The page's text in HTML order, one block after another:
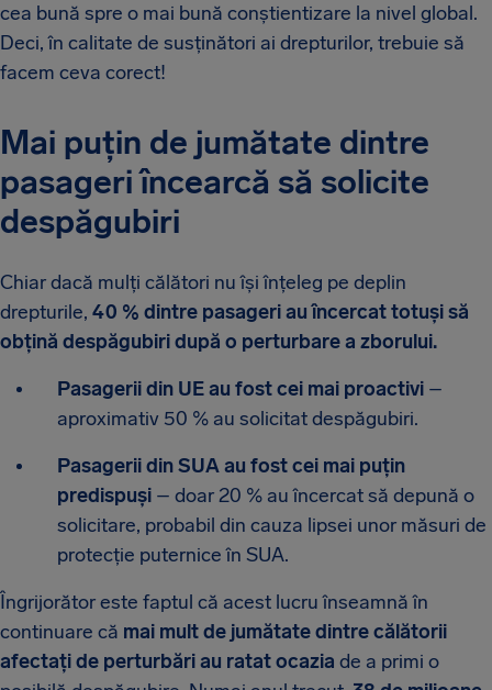
cea bună spre o mai bună conștientizare la nivel global.
Deci, în calitate de susținători ai drepturilor, trebuie să
facem ceva corect!
Mai puțin de jumătate dintre
pasageri încearcă să solicite
despăgubiri
Chiar dacă mulți călători nu își înțeleg pe deplin
drepturile, 40 % dintre pasageri au încercat totuși să
obțină despăgubiri după o perturbare a zborului.
Pasagerii din UE au fost cei mai proactivi –
aproximativ 50 % au solicitat despăgubiri.
Pasagerii din SUA au fost cei mai puțin
predispuși – doar 20 % au încercat să depună o
solicitare, probabil din cauza lipsei unor măsuri de
protecție puternice în SUA.
Îngrijorător este faptul că acest lucru înseamnă în
continuare că mai mult de jumătate dintre călătorii
afectați de perturbări au ratat ocazia de a primi o